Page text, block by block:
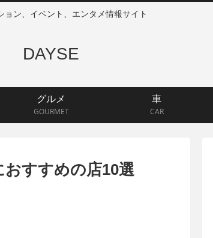
ョン、イベント、エンタメ情報サイト
DAYSE
グルメ
GOURMET
車
CAR
おすすめの店10選